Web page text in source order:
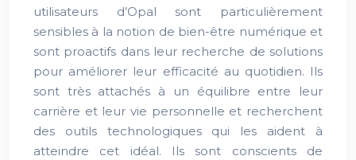
utilisateurs d’Opal sont particulièrement
sensibles à la notion de bien-être numérique et
sont proactifs dans leur recherche de solutions
pour améliorer leur efficacité au quotidien. Ils
sont très attachés à un équilibre entre leur
carrière et leur vie personnelle et recherchent
des outils technologiques qui les aident à
atteindre cet idéal. Ils sont conscients de